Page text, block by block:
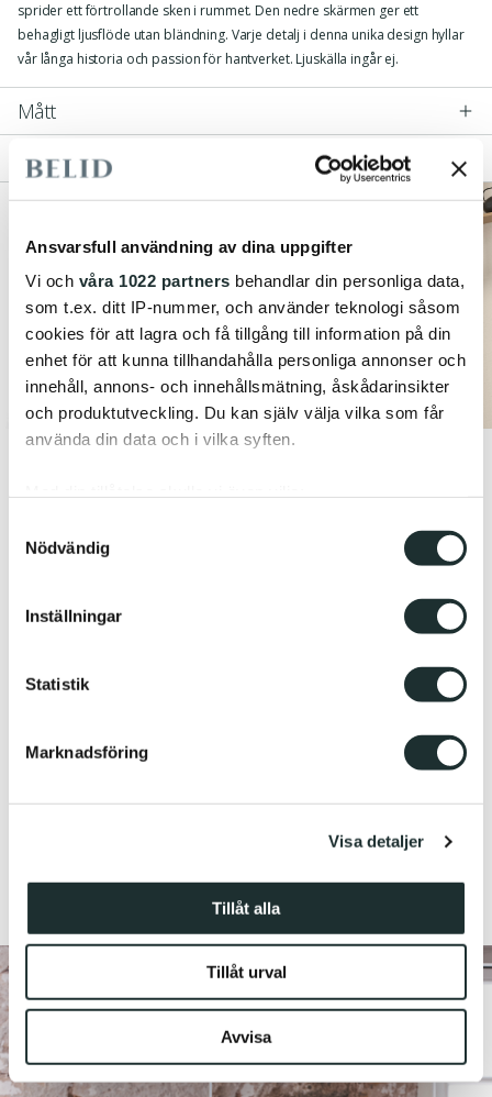
Ansvarsfull användning av dina uppgifter
Vi och våra 1022 partners behandlar din personliga data,
som t.ex. ditt IP-nummer, och använder teknologi såsom
cookies för att lagra och få tillgång till information på din
enhet för att kunna tillhandahålla personliga annonser och
innehåll, annons- och innehållsmätning, åskådarinsikter
och produktutveckling. Du kan själv välja vilka som får
använda din data och i vilka syften.
som kan ha en noggrannhet på upp till flera meter
Ta reda på mer om hur dina personliga uppgifter
Du kan ändra eller dra tillbaka ditt samtycke när som
Vi använder enhetsidentifierare för att anpassa innehållet
vidarebefordrar även sådana identifierare och annan
information som du har tillhandahållit eller som de har
samlat in när du har använt deras tjänster.
Nödvändig
Inställningar
Statistik
Marknadsföring
Visa detaljer
Tillåt alla
Tillåt urval
Avvisa
sprider ett förtrollande sken i rummet. Den nedre skärmen ger ett
behagligt ljusflöde utan bländning. Varje detalj i denna unika design hyllar
vår långa historia och passion för hantverket. Ljuskälla ingår ej.
Mått
Teknisk Specifikation